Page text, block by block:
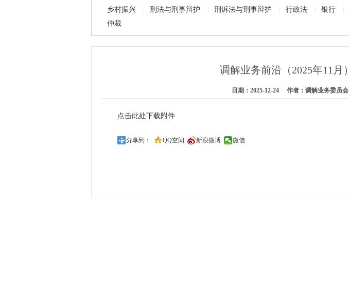
乡村振兴
刑法与刑事辩护 刑诉法与刑事辩护 行政法 银行
仲裁
调解业务前沿（2025年11月）
日期：2025-12-24 作者：调解业务委员会
点击此处下载附件
分享到： QQ空间 新浪微博 微信